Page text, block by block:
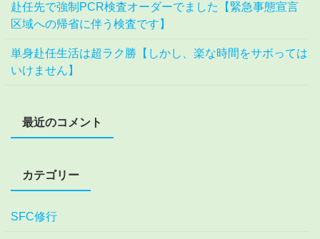
赴任先で強制PCR検査オーダーでました【緊急事態宣言
区域への帰省に伴う検査です】
単身赴任生活は超ラク勝【しかし、楽な時間をサボっては
いけません】
最近のコメント
カテゴリー
SFC修行